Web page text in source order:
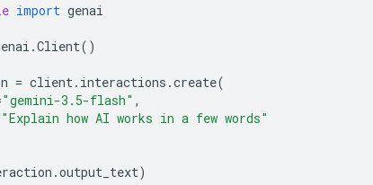
import genai
.Client()
= client. interactions .create(
"gemini-3.5-flash" ,
"Explain how AI works in a few words"
.output_text)